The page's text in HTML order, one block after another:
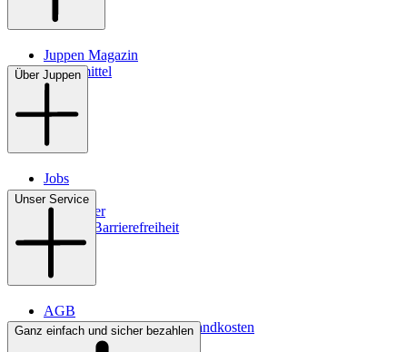
Juppen Magazin
Pflegemittel
Über Juppen
Jobs
Filialen
Newsletter
Digitale Barrierefreiheit
Unser Service
AGB
Lieferbedingungen & Versandkosten
Bezahlung
Ganz einfach und sicher bezahlen